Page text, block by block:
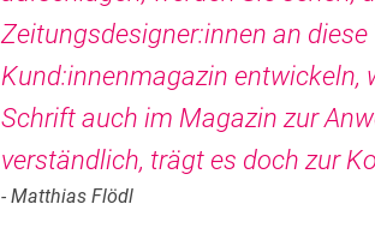
Zeitungsdesigner:innen an
Kund:innenmagazin entwickeln,
Schrift auch im Magazin zur
verständlich, trägt es doch zur
- Matthias Flödl